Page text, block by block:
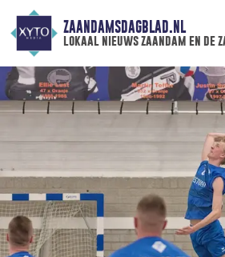
ZAANDAMSDAGBLAD.NL
lokaal nieuws zaandam en de